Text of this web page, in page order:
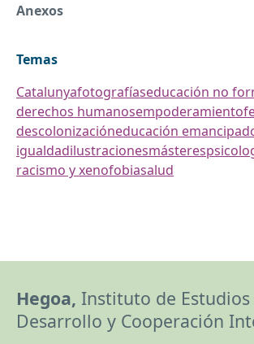
Anexos
Temas
Catalunyafotografíaseducación no
derechos humanosempoderamiento
descolonizacióneducación
igualdadilustracionesmásteres
racismo y xenofobiasalud
Hegoa, Instituto de Estudios
Desarrollo y Cooperación